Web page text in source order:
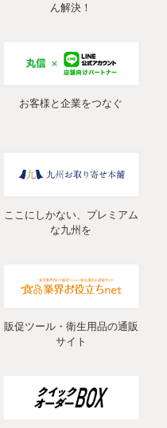
ん解決！
お客様と企業をつなぐ
ここにしかない、プレミアム
な九州を
販促ツール・衛生用品の通販
サイト